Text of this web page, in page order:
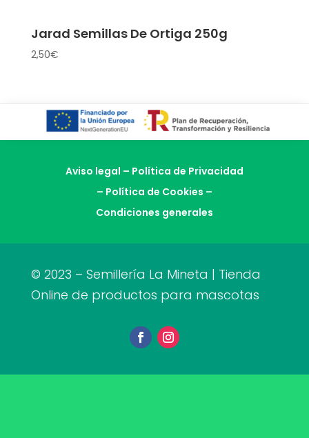
Jarad Semillas De Ortiga 250g
2,50€
Aviso legal – Política de Privacidad
– Política de Cookies –
Condiciones generales
© 2023 – Semillería La Mineta | Tienda
Online de productos para mascotas